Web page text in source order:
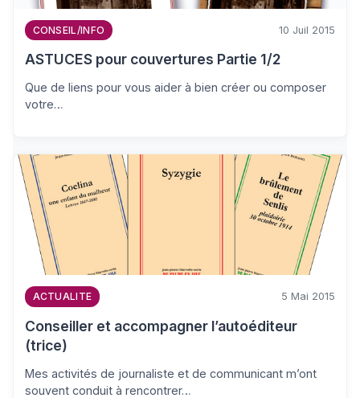
CONSEIL/INFO 10 Juil 2015
ASTUCES pour couvertures Partie 1/2
Que de liens pour vous aider à bien créer ou composer
votre…
ACTUALITE 5 Mai 2015
Conseiller et accompagner l’autoéditeur
(trice)
Mes activités de journaliste et de communicant m’ont
souvent conduit à rencontrer…